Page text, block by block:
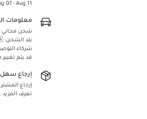
07 - Aug 11
معلومات
شحن مجاني لجميع
بلد الشحن: 🇸🇦 المملكة العربية السعودية
شركاء
قد يتم
إرجاع سهل
إرجاع
تعرف المزيد